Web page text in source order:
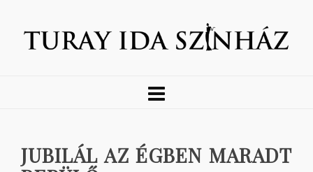
JUBILÁL AZ ÉGBEN MARADT